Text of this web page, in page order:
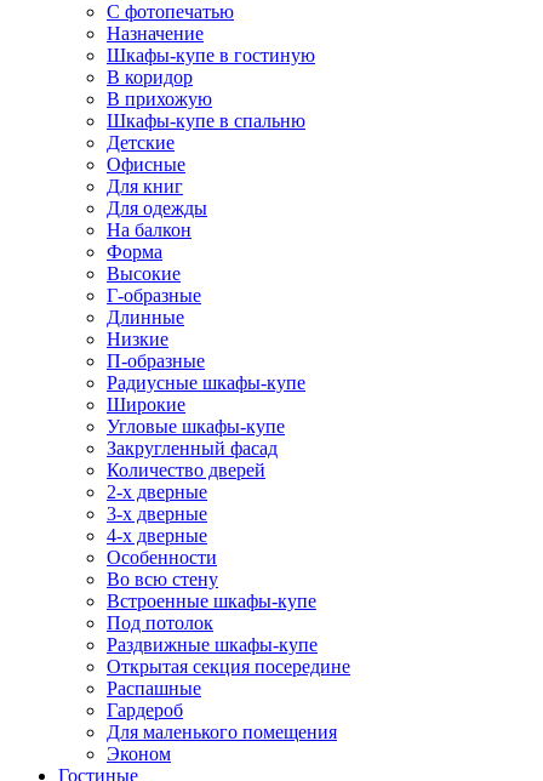
С фотопечатью
Назначение
Шкафы-купе в гостиную
В коридор
В прихожую
Шкафы-купе в спальню
Детские
Офисные
Для книг
Для одежды
На балкон
Форма
Высокие
Г-образные
Длинные
Низкие
П-образные
Радиусные шкафы-купе
Широкие
Угловые шкафы-купе
Закругленный фасад
Количество дверей
2-х дверные
3-х дверные
4-х дверные
Особенности
Во всю стену
Встроенные шкафы-купе
Под потолок
Раздвижные шкафы-купе
Открытая секция посередине
Распашные
Гардероб
Для маленького помещения
Эконом
Гостиные